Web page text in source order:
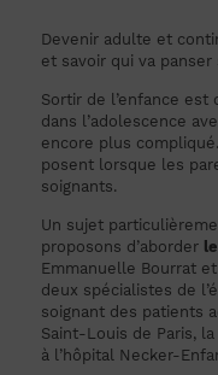
Devenir adulte et
et savoir qui va
Sortir de l’enfance est
dans l’adolescence
encore plus
posent lorsque les
soignants.
Un sujet
proposons d’aborder
Emmanuelle Bourrat
deux spécialistes de
soignant des patients
Saint-Louis de Paris,
à l’hôpital Necker-